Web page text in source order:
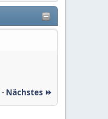
- Nächstes ⏩